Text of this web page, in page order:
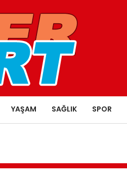
YAŞAM SAĞLIK SPOR